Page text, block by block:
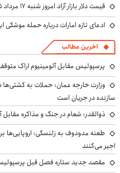
قیمت دلار بازار آزاد امروز شنبه ۱۷ مرداد ۱۴۰۵
ادعای تازه امارات درباره حمله موشکی
آخرین مطالب
پرسپولیس مقابل آلومینیوم اراک
وزارت خارجه عمان: حملات به کشتی‌ها
سازنده در جریان است
ذوالقدر: شعام در جنگ و مذاکره مقابل
طعنه مدودوف به زلنسکی: اروپایی‌ها
اجیر می‌کنند
مقصد جدید ستاره فصل قبل